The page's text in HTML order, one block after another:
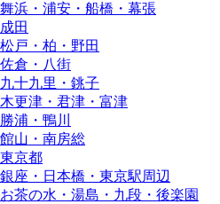
舞浜・浦安・船橋・幕張
成田
松戸・柏・野田
佐倉・八街
九十九里・銚子
木更津・君津・富津
勝浦・鴨川
館山・南房総
東京都
銀座・日本橋・東京駅周辺
お茶の水・湯島・九段・後楽園